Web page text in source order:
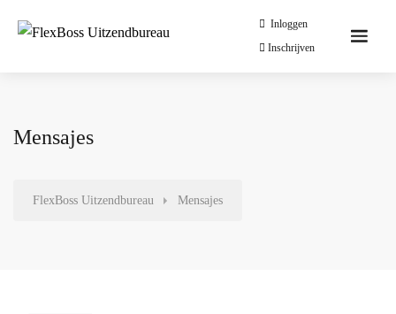
Inloggen
Inschrijven
Mensajes
FlexBoss Uitzendbureau Mensajes